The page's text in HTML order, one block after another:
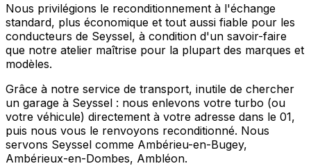
Nous privilégions le reconditionnement à l'échange
standard, plus économique et tout aussi fiable pour les
conducteurs de Seyssel, à condition d'un savoir-faire
que notre atelier maîtrise pour la plupart des marques et
modèles.
Grâce à notre service de transport, inutile de chercher
un garage à Seyssel : nous enlevons votre turbo (ou
votre véhicule) directement à votre adresse dans le 01,
puis nous vous le renvoyons reconditionné. Nous
servons Seyssel comme Ambérieu-en-Bugey,
Ambérieux-en-Dombes, Ambléon.